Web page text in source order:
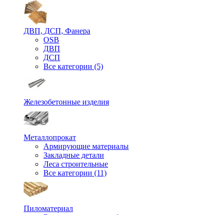
ДВП, ДСП, Фанера
OSB
ДВП
ДСП
Все категории (5)
Железобетонные изделия
Металлопрокат
Армирующие материалы
Закладные детали
Леса строительные
Все категории (11)
Пиломатериал